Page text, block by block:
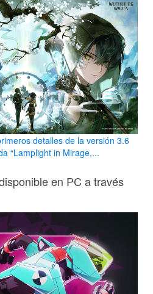
detalles de la versión 3.6
“Lamplight in Mirage,...
en PC a través